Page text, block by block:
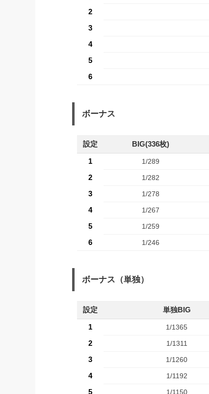
2
3
4
5
6
ボーナス
設定 BIG(336枚)
1 1/289
2 1/282
3 1/278
4 1/267
5 1/259
6 1/246
ボーナス（単独）
設定 単独BIG
1 1/1365
2 1/1311
3 1/1260
4 1/1192
5 1/1150